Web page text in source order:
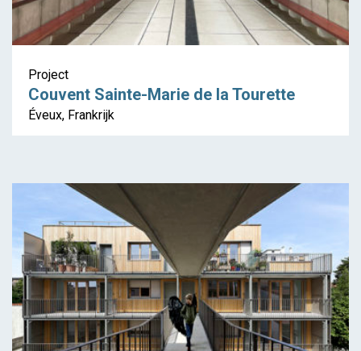
Project
Couvent Sainte-Marie de la Tourette
Éveux, Frankrijk